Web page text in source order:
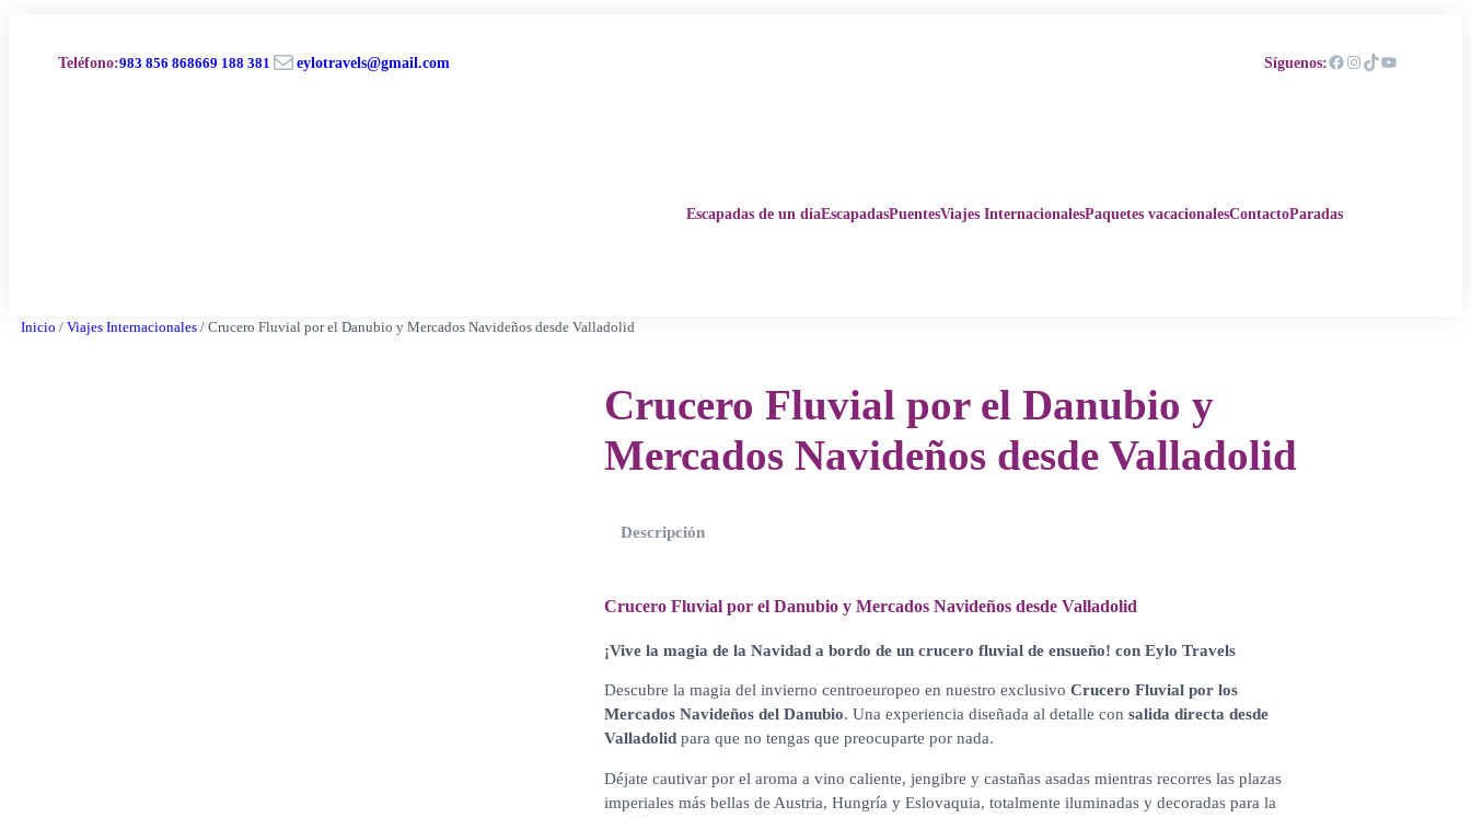
contenidoTeléfono:983 856 868669 188 381 Correo electrónico eylotravels@gmail.com Síguenos:Facebook Instagram TikTok YouTube
Escapadas de un díaEscapadasPuentesViajes InternacionalesPaquetes vacacionalesContactoParadas
Inicio / Viajes Internacionales/ Crucero Fluvial por el Danubio y Mercados Navideños desde Valladolid
Crucero Fluvial por el Danubio y
Mercados Navideños desde Valladolid
Descripción
Crucero Fluvial por el Danubio y Mercados Navideños desde Valladolid
¡Vive la magia de la Navidad a bordo de un crucero fluvial de ensueño! con Eylo Travels
Descubre la magia del invierno centroeuropeo en nuestro exclusivoCrucero Fluvial por los
Mercados Navideños del Danubio. Una experiencia diseñada al detalle consalida directa desde
Valladolid para que no tengas que preocuparte por nada.
Déjate cautivar por el aroma a vino caliente, jengibre y castañas asadas mientras recorres las plazas
imperiales más bellas de Austria, Hungría y Eslovaquia, totalmente iluminadas y decoradas para la